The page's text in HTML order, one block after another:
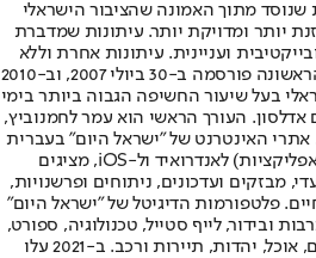
שנוסד מתוך האמונה שהציבור הישראלי
יותר ומדויקת יותר. עיתונות שמדברת
ועניינית. עיתונות אחרת וללא
תשלום. המהדורה המודפסת הראשונה פורסמה ב-30 ביולי 2007, וב-2010
בעל שיעור החשיפה הגבוה ביותר בימי
אדלסון. העורך הראשי הוא עמר לחמנוביץ,
אתרי האינטרנט של "ישראל היום" בעברית
ובאנגלית, כמו כן היישומונים (אפליקציות) לאנדרואיד ול-iOS, מציגים
מבזקים ועדכונים, ניתוחים ופרשנויות,
פלטפורמות הדיגיטל של "ישראל היום"
ובידור, לייף סטייל, טכנולוגיה, ספורט,
כלכלה וצרכנות, בריאות, חיילים, אוכל, יהדות, תיירות ורכב. ב-2021 עלו